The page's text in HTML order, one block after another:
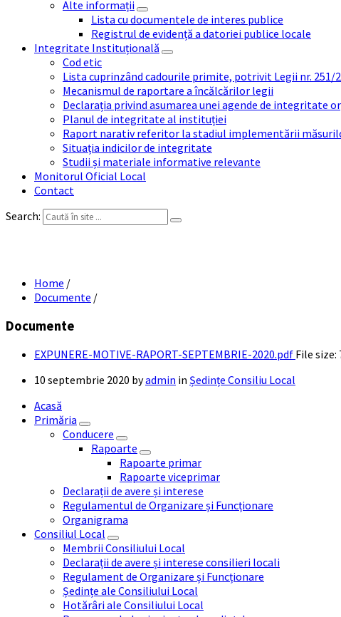
Alte informații
Lista cu documentele de interes publice
Registrul de evidență a datoriei publice locale
Integritate Instituțională
Cod etic
Lista cuprinzând cadourile primite, potrivit Legii nr. 251/
Mecanismul de raportare a încălcărilor legii
Declarația privind asumarea unei agende de integritate
Planul de integritate al instituției
Raport narativ referitor la stadiul implementării
Situația indicilor de integritate
Studii și materiale informative relevante
Monitorul Oficial Local
Contact
Search:
Home /
Documente /
Documente
EXPUNERE-MOTIVE-RAPORT-SEPTEMBRIE-2020.pdf File size:
10 septembrie 2020 byadmin in Ședințe Consiliu Local
Acasă
Primăria
Conducere
Rapoarte
Rapoarte primar
Rapoarte viceprimar
Declarații de avere și interese
Regulamentul de Organizare și Funcționare
Organigrama
Consiliul Local
Membrii Consiliului Local
Declarații de avere și interese consilieri locali
Regulament de Organizare și Funcționare
Ședințe ale Consiliului Local
Hotărâri ale Consiliului Local